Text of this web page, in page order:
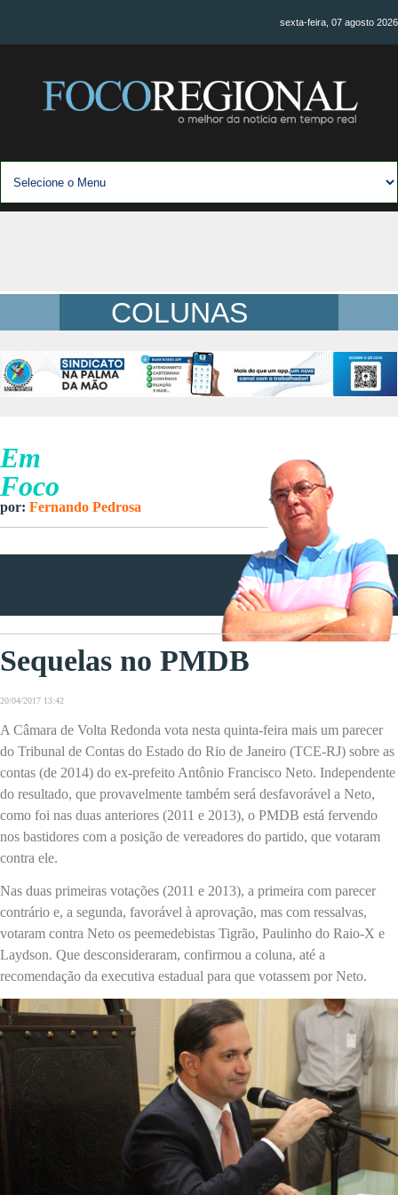
sexta-feira, 07 agosto 2026
COLUNAS
Em
Foco
por: Fernando Pedrosa
Sequelas no PMDB
20/04/2017 13:42
A Câmara de Volta Redonda vota nesta quinta-feira mais um parecer
do Tribunal de Contas do Estado do Rio de Janeiro (TCE-RJ) sobre as
contas (de 2014) do ex-prefeito Antônio Francisco Neto. Independente
do resultado, que provavelmente também será desfavorável a Neto,
como foi nas duas anteriores (2011 e 2013), o PMDB está fervendo
nos bastidores com a posição de vereadores do partido, que votaram
contra ele.
Nas duas primeiras votações (2011 e 2013), a primeira com parecer
contrário e, a segunda, favorável à aprovação, mas com ressalvas,
votaram contra Neto os peemedebistas Tigrão, Paulinho do Raio-X e
Laydson. Que desconsideraram, confirmou a coluna, até a
recomendação da executiva estadual para que votassem por Neto.